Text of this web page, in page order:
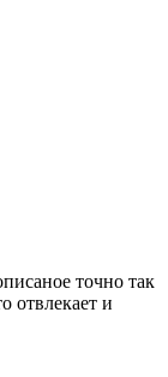
точно так
отвлекает и